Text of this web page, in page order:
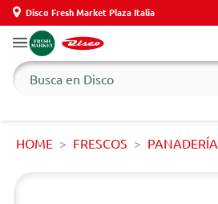
Disco Fresh Market Plaza Italia
HOME FRESCOS PANADERÍA